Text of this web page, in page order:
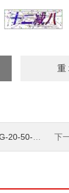
50-2UH 下